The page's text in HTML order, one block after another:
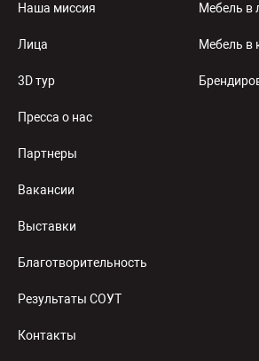
Наша миссия
Лица
3D тур
Пресса о нас
Партнеры
Вакансии
Выставки
Благотворительность
Результаты СОУТ
Контакты
Мебель в
Мебель в